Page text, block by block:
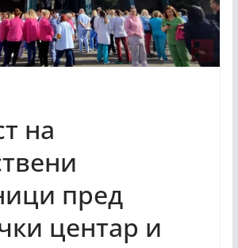
на
пред
центар и